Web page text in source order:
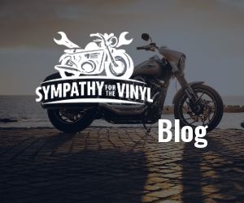
Blog